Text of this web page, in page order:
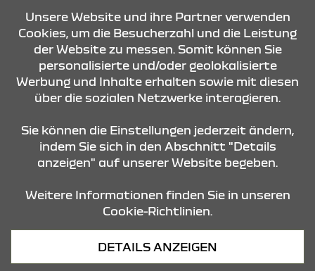
KONTAKT & ANFAHRT
ÖFFNUNGSZEITEN
STANDORTE
Datenschutz
Unsere Website und ihre Partner verwenden
Cookies, um die Besucherzahl und die Leistung
der Website zu messen. Somit können Sie
personalisierte und/oder geolokalisierte
Werbung und Inhalte erhalten sowie mit diesen
über die sozialen Netzwerke interagieren.
Sie können die Einstellungen jederzeit ändern,
indem Sie sich in den Abschnitt "Details
anzeigen" auf unserer Website begeben.
Weitere Informationen finden Sie in unseren
Cookie-Richtlinien.
DETAILS ANZEIGEN